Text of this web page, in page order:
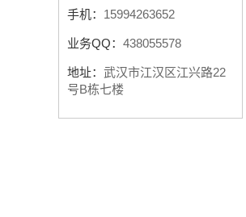
手机： 15994263652
业务QQ： 438055578
地址： 武汉市江汉区江兴路22
号B栋七楼